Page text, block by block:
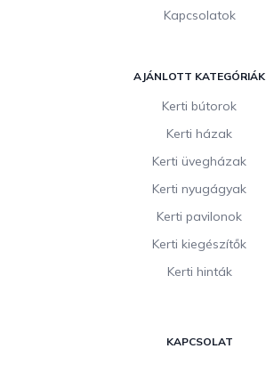
Kapcsolatok
AJÁNLOTT KATEGÓRIÁK
Kerti bútorok
Kerti házak
Kerti üvegházak
Kerti nyugágyak
Kerti pavilonok
Kerti kiegészítők
Kerti hinták
KAPCSOLAT